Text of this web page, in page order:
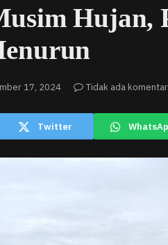
Hujan,
17, 2024 Tidak ada komentar
Twitter